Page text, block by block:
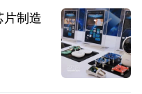
片制造